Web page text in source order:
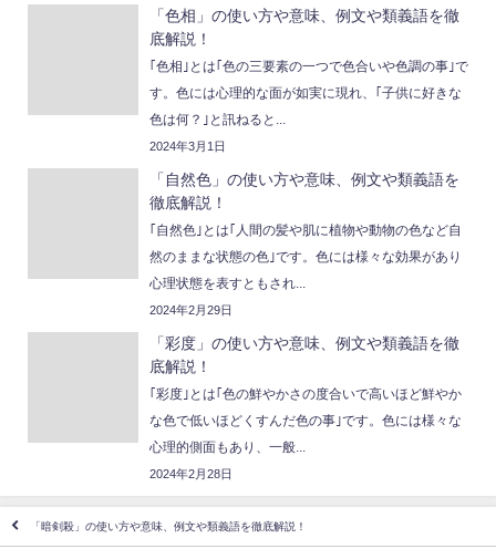
「色相」の使い方や意味、例文や類義語を徹
底解説！
｢色相｣とは｢色の三要素の一つで色合いや色調の事｣で
す。色には心理的な面が如実に現れ、｢子供に好きな
色は何？｣と訊ねると...
2024年3月1日
「自然色」の使い方や意味、例文や類義語を
徹底解説！
｢自然色｣とは｢人間の髪や肌に植物や動物の色など自
然のままな状態の色｣です。色には様々な効果があり
心理状態を表すともされ...
2024年2月29日
「彩度」の使い方や意味、例文や類義語を徹
底解説！
｢彩度｣とは｢色の鮮やかさの度合いで高いほど鮮やか
な色で低いほどくすんだ色の事｣です。色には様々な
心理的側面もあり、一般...
2024年2月28日
「暗剣殺」の使い方や意味、例文や類義語を徹底解説！